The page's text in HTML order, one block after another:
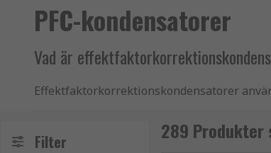
PFC-kondensatorer
Vad är
Effektfaktorkorrektionskondensatorer
lysrörsbelysning och luftkonditionering -
Kondensatorer korrigerar dessa
Filter 289 Produkter